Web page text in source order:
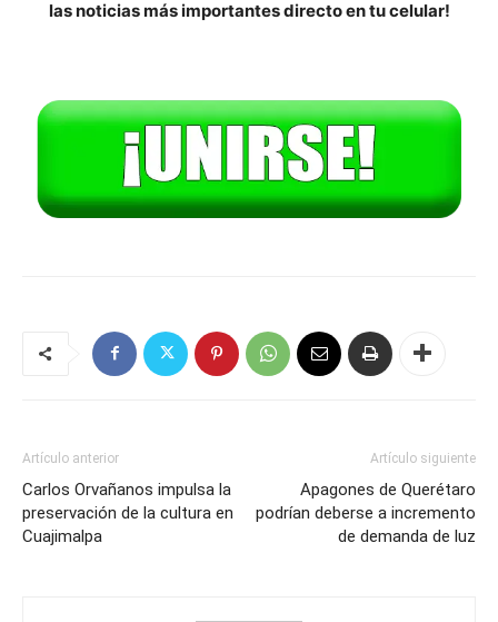
las noticias más importantes directo en tu celular!
Artículo anterior
Carlos Orvañanos impulsa la
preservación de la cultura en
Cuajimalpa
Artículo siguiente
Apagones de Querétaro
podrían deberse a incremento
de demanda de luz